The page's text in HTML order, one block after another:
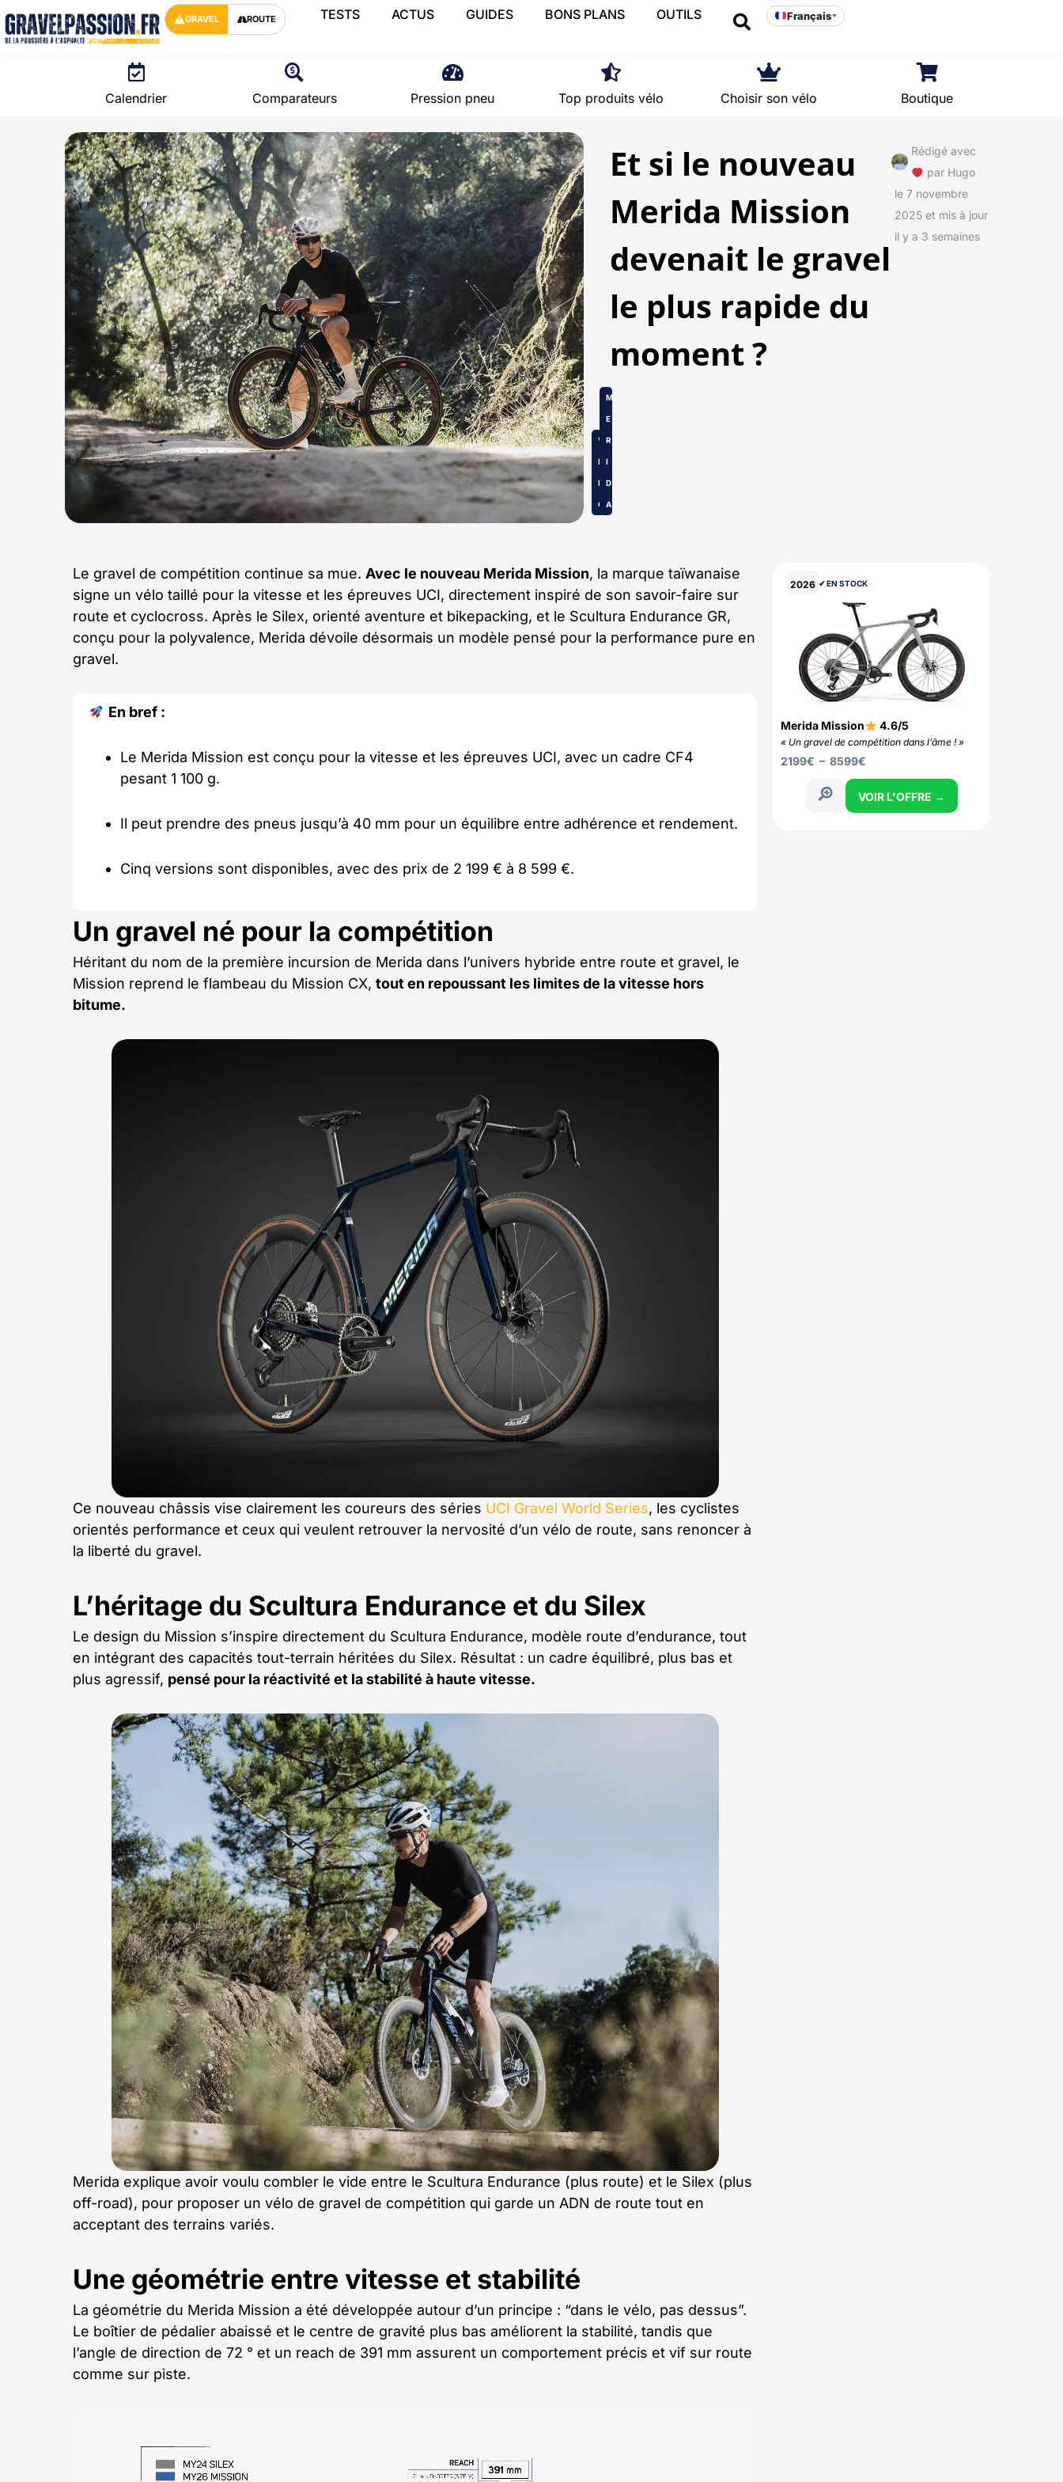
GRAVEL ROUTE TESTS ACTUS GUIDES BONS PLANS OUTILS Français
Calendrier Comparateurs Pression pneu Top produits vélo Choisir son vélo Boutique
V
É
L
O
M
E
R
I
D
A
Et si le nouveau
Merida Mission
devenait le gravel
le plus rapide du
moment ?
Rédigé avec
par Hugo
le 7 novembre
2025 et mis à jour
il y a 3 semaines
Le gravel de compétition continue sa mue. Avec le nouveau Merida Mission, la marque taïwanaise
signe un vélo taillé pour la vitesse et les épreuves UCI, directement inspiré de son savoir-faire sur
route et cyclocross. Après le Silex, orienté aventure et bikepacking, et le Scultura Endurance GR,
conçu pour la polyvalence, Merida dévoile désormais un modèle pensé pour la performance pure en
gravel.
En bref :
Le Merida Mission est conçu pour la vitesse et les épreuves UCI, avec un cadre CF4
pesant 1 100 g.
Il peut prendre des pneus jusqu’à 40 mm pour un équilibre entre adhérence et rendement.
Cinq versions sont disponibles, avec des prix de 2 199 € à 8 599 €.
Un gravel né pour la compétition
Héritant du nom de la première incursion de Merida dans l’univers hybride entre route et gravel, le
Mission reprend le flambeau du Mission CX, tout en repoussant les limites de la vitesse hors
bitume.
Ce nouveau châssis vise clairement les coureurs des séries UCI Gravel World Series, les cyclistes
orientés performance et ceux qui veulent retrouver la nervosité d’un vélo de route, sans renoncer à
la liberté du gravel.
L’héritage du Scultura Endurance et du Silex
Le design du Mission s’inspire directement du Scultura Endurance, modèle route d’endurance, tout
en intégrant des capacités tout-terrain héritées du Silex. Résultat : un cadre équilibré, plus bas et
plus agressif, pensé pour la réactivité et la stabilité à haute vitesse.
Merida explique avoir voulu combler le vide entre le Scultura Endurance (plus route) et le Silex (plus
off-road), pour proposer un vélo de gravel de compétition qui garde un ADN de route tout en
acceptant des terrains variés.
Une géométrie entre vitesse et stabilité
La géométrie du Merida Mission a été développée autour d’un principe : “dans le vélo, pas dessus”.
Le boîtier de pédalier abaissé et le centre de gravité plus bas améliorent la stabilité, tandis que
l’angle de direction de 72 ° et un reach de 391 mm assurent un comportement précis et vif sur route
comme sur piste.
2026 ✔︎ EN STOCK
Merida Mission 4.6/5
« Un gravel de compétition dans l’âme ! »
2199€ – 8599€
VOIR L'OFFRE →